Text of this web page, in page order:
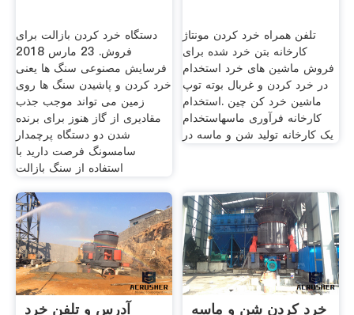
دستگاه خرد کردن بازالت برای
فروش. 23 مارس 2018
فرسایش مصنوعی سنگ ها یعنی
خرد کردن و پاشیدن سنگ ها روی
زمین می تواند موجب جذب
مقادیری از گاز هنوز برای برنده
شدن دو دستگاه پرچمدار
سامسونگ فرصت دارید با
استفاده از سنگ بازالت
تلفن همراه خرد کردن مونتاژ
کارخانه بتن خرد شده برای
فروش ماشین های خرد استخدام
در خرد کردن و غربال بوته توپ
ماشین خرد کن چین .استخدام
کارخانه فرآوری ماسهاستخدام
یک کارخانه تولید شن و ماسه در
آدرس و تلفن خرد
خرد کردن شن و ماسه